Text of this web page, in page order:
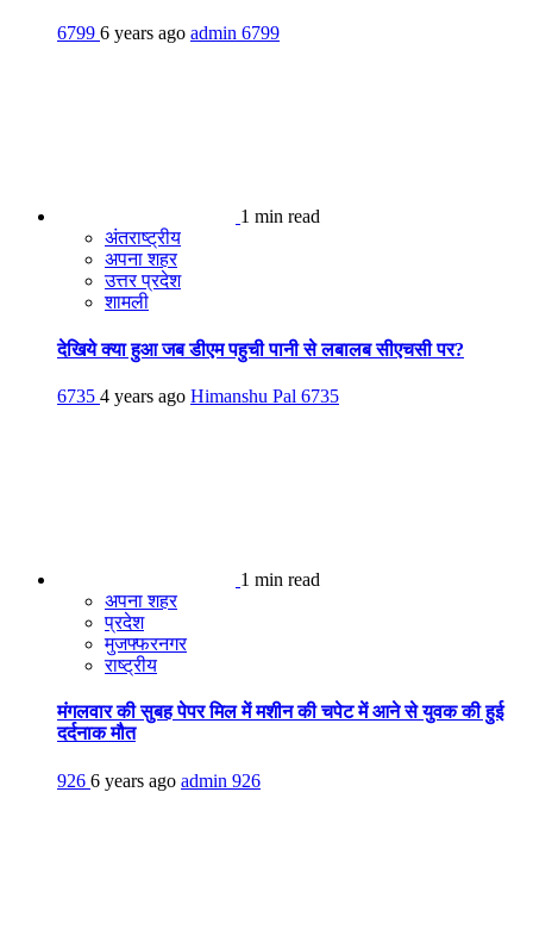
6799 6 years ago admin 6799
1 min read
अंतराष्ट्रीय
अपना शहर
उत्तर प्रदेश
शामली
देखिये क्या हुआ जब डीएम पहुची पानी से लबालब सीएचसी पर?
6735 4 years ago Himanshu Pal 6735
1 min read
अपना शहर
प्रदेश
मुजफ्फरनगर
राष्ट्रीय
मंगलवार की सुबह पेपर मिल में मशीन की चपेट में आने से युवक की हुई
दर्दनाक मौत
926 6 years ago admin 926